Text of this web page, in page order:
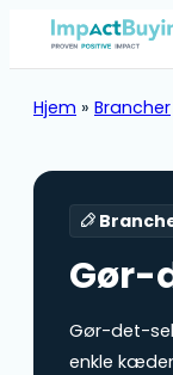
Hjem » Brancher
Gør-
Gør-det-
enkle